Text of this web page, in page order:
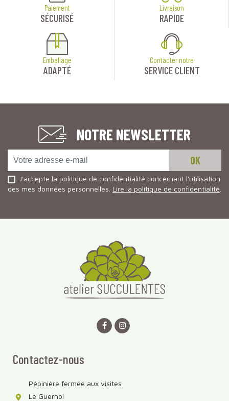
Paiement
SÉCURISÉ
Livraison
RAPIDE
Emballage
ADAPTÉ
Contacter notre
SERVICE CLIENT
NOTRE NEWSLETTER
J'accepte la politique de confidentialité concernant l'utilisation
des mes données personnelles. Lire la politique de confidentialité
Contactez-nous
Pépinière fermée aux visites
Le Guernol